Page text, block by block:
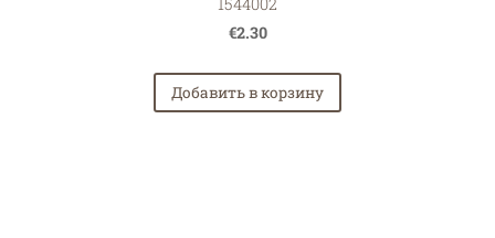
€2.30
Добавить в корзину